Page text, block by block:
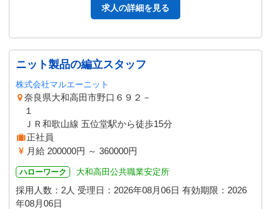
求人の詳細を見る
ニット製品の編立スタッフ
株式会社マルエーニット
奈良県大和高田市野口６９２－
１
ＪＲ和歌山線 五位堂駅から徒歩15分
正社員
月給 200000円 ～ 360000円
ハローワーク 大和高田公共職業安定所
採用人数：2人 受理日： 2026年08月06日 有効期限： 2026
年08月06日